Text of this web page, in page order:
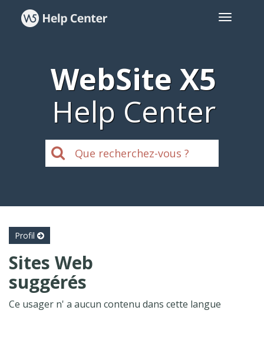
WebSite X5
Help Center
Profil
Sites Web
suggérés
Ce usager n' a aucun contenu dans cette langue